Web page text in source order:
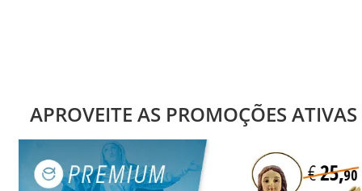
APROVEITE AS PROMOÇÕES ATIVAS